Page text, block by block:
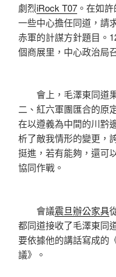
劇烈iRock T07 。在如
一些中心擔任同道，請
赤軍的計謀方針題目。
個商展里，中心政治局
會上，毛澤東同道果
二、紅六軍團匯合的原
在以遵義為中間的川黔
析了敵我情形的變更，
挺進，若有能夠，還可
協同作戰。
會議震旦辦公家具
都同道接收了毛澤東同
要依據他的講話寫成的
議》。